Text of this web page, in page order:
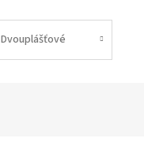
Dvouplášťové